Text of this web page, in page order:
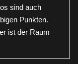
sind auch
Punkten.
ist der Raum